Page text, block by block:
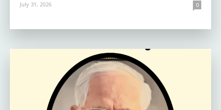
July 31, 2026 0